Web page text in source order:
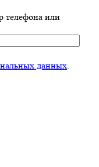
телефона или
данных.